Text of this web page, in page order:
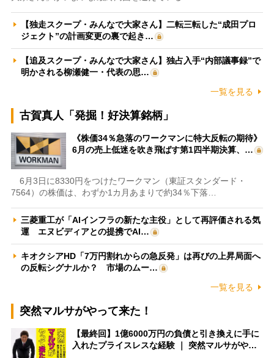
【独走スクープ・みんなで大家さん】二転三転した“成田プロ
ジェクト”の計画変更の裏で起き…
【追及スクープ・みんなで大家さん】独占入手“内部議事録”で
明かされる柳瀬健一・代表の思…
一覧を見る
古賀真人「発掘！好決算銘柄」
《株価34％急落のワークマンに特大反転の期待》
6月の売上低迷を吹き飛ばす第1四半期決算、…
6月3日に8330円をつけたワークマン（東証スタンダード・
7564）の株価は、わずか1カ月あまりで約34％下落…
三菱重工が「AIインフラの新たな主役」として再評価される気
運 エヌビディアとの提携でAI…
キオクシアHD「7万円割れからの急反発」は再びの上昇局面へ
の反転シグナルか？ 市場のムー…
一覧を見る
突然マルサがやって来た！
【最終回】1億6000万円の負債と引き換えに手に
入れたプライスレスな経験 ｜ 突然マルサがや…